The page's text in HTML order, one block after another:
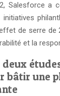
Salesforce a
de serre de
et la
bâtir une